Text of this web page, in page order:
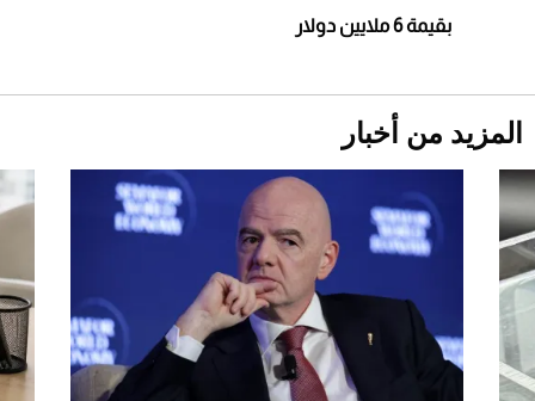
Aston Martin Valiant: على هوى الأبطال
بقيمة 6 ملايين دولار
المزيد من أخبار